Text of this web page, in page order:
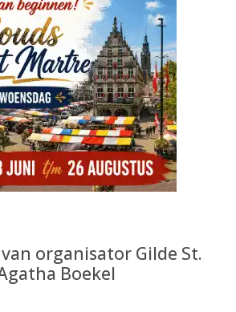
organisator Gilde St.
Boekel